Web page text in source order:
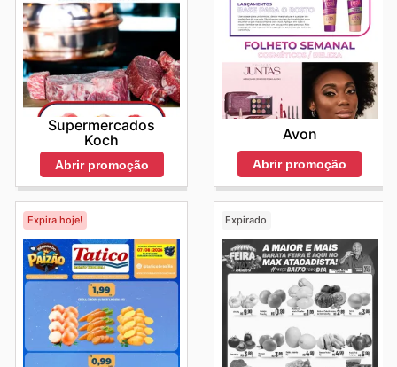
Supermercados
Koch
Abrir promoção
Avon
Abrir promoção
Expira hoje! Expirado